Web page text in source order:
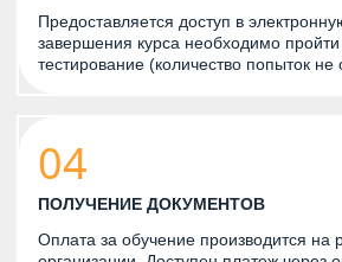
Предоставляется доступ в
завершения курса необходимо пройти
тестирование (количество попыток не
04
ПОЛУЧЕНИЕ ДОКУМЕНТОВ
Оплата за обучение производится на